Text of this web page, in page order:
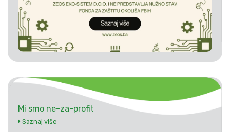
Mi smo ne-za-profit
Saznaj više